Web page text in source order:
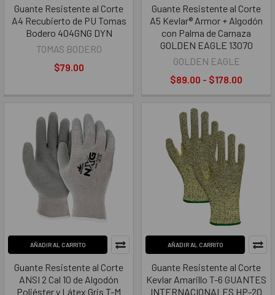
Guante Resistente al Corte
A4 Recubierto de PU Tomas
Bodero 404GNG DYN
TOMAS BODERO
$79.00
Guante Resistente al Corte
A5 Kevlar® Armor + Algodón
con Palma de Carnaza
GOLDEN EAGLE 13070
GOLDEN EAGLE
$89.00 - $178.00
AÑADIR AL CARRITO
Guante Resistente al Corte
ANSI 2 Cal 10 de Algodón
Poliéster y Látex Gris T-M
AÑADIR AL CARRITO
Guante Resistente al Corte
Kevlar Amarillo T-6 GUANTES
INTERNACIONALES HP-20